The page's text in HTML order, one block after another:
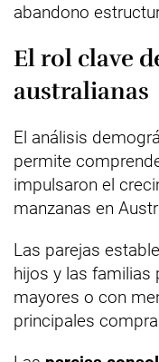
abandono
El rol clave
australianas
El análisis
permite
impulsaron el
manzanas en
Las parejas
hijos y las familias
mayores o con
principales